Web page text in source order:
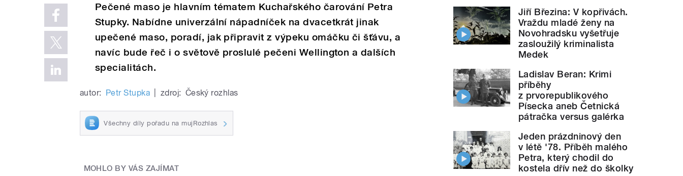
Pečené maso je hlavním tématem Kuchařského čarování Petra
Stupky. Nabídne univerzální nápadníček na dvacetkrát jinak
upečené maso, poradí, jak připravit z výpeku omáčku či šťávu, a
navíc bude řeč i o světově proslulé pečeni Wellington a dalších
specialitách.
autor: Petr Stupka zdroj: Český rozhlas
Všechny díly pořadu na mujRozhlas
MOHLO BY VÁS ZAJÍMAT
Jiří Březina: V kopřivách.
Vraždu mladé ženy na
Novohradsku vyšetřuje
zasloužilý kriminalista
Medek
Ladislav Beran: Krimi
příběhy
z prvorepublikového
Písecka aneb Četnická
pátračka versus galérka
Jeden prázdninový den
v létě '78. Příběh malého
Petra, který chodil do
kostela dřív než do školky